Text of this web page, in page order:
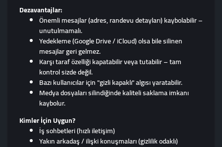
Dezavantajlar:
Önemli mesajlar (adres, randevu detayları) kaybolabilir –
unutulmamalı.
Yedekleme (Google Drive / iCloud) olsa bile silinen
mesajlar geri gelmez.
Karşı taraf özelliği kapatabilir veya tutabilir – tam
kontrol sizde değil.
Bazı kullanıcılar için "gizli kapaklı" algısı yaratabilir.
Medya dosyaları silindiğinde kaliteli saklama imkanı
kaybolur.
Kimler İçin Uygun?
İş sohbetleri (hızlı iletişim)
Yakın arkadaş / ilişki konuşmaları (gizlilik odaklı)